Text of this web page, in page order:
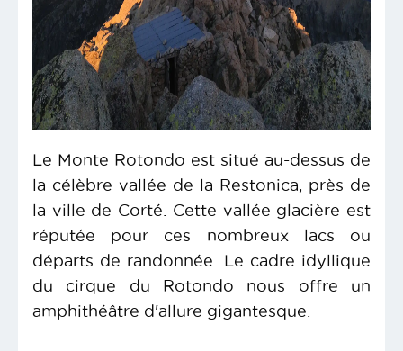
Le Monte Rotondo est situé au-dessus de
la célèbre vallée de la Restonica, près de
la ville de Corté. Cette vallée glacière est
réputée pour ces nombreux lacs ou
départs de randonnée. Le cadre idyllique
du cirque du Rotondo nous offre un
amphithéâtre d'allure gigantesque.